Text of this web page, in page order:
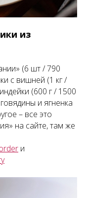
из
(6 шт / 790
с вишней (1 кг /
(600 г / 1500
и ягненка
– все это
на сайте, там же
и